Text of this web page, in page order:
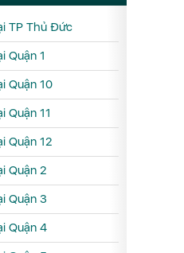
TP Thủ Đức
Quận 1
Quận 10
Quận 11
Quận 12
Quận 2
Quận 3
Quận 4